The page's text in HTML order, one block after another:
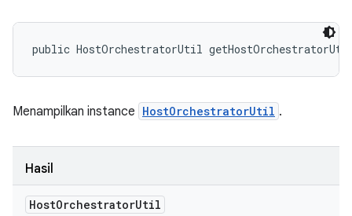
public HostOrchestratorUtil
Menampilkan instance HostOrchestratorUtil .
Hasil
HostOrchestratorUtil